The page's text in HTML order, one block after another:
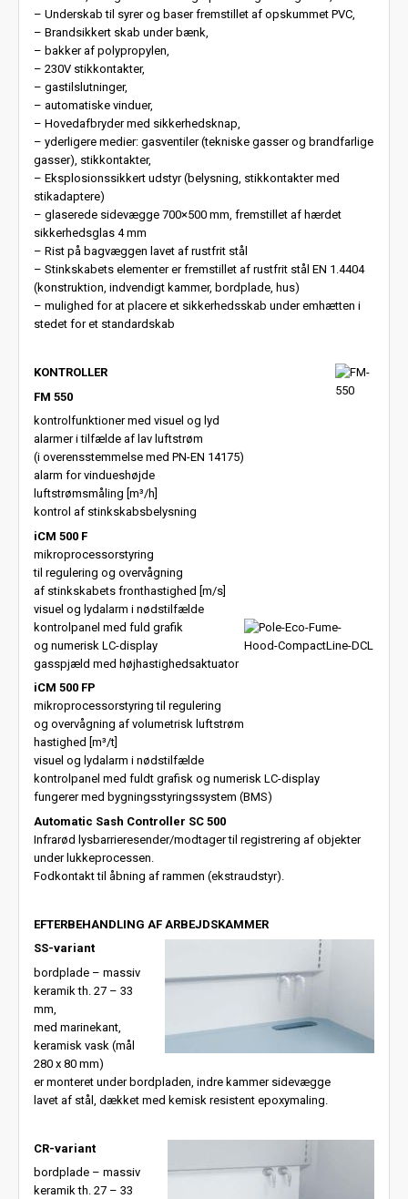
– Underskab til syrer og baser fremstillet af opskummet PVC,
– Brandsikkert skab under bænk,
– bakker af polypropylen,
– 230V stikkontakter,
– gastilslutninger,
– automatiske vinduer,
– Hovedafbryder med sikkerhedsknap,
– yderligere medier: gasventiler (tekniske gasser og brandfarlige
gasser), stikkontakter,
– Eksplosionssikkert udstyr (belysning, stikkontakter med
stikadaptere)
– glaserede sidevægge 700×500 mm, fremstillet af hærdet
sikkerhedsglas 4 mm
– Rist på bagvæggen lavet af rustfrit stål
– Stinkskabets elementer er fremstillet af rustfrit stål EN 1.4404
(konstruktion, indvendigt kammer, bordplade, hus)
– mulighed for at placere et sikkerhedsskab under emhætten i
stedet for et standardskab
KONTROLLER
FM 550
kontrolfunktioner med visuel og lyd
alarmer i tilfælde af lav luftstrøm
(i overensstemmelse med PN-EN 14175)
alarm for vindueshøjde
luftstrømsmåling [m³/h]
kontrol af stinkskabsbelysning
iCM 500 F
mikroprocessorstyring
til regulering og overvågning
af stinkskabets fronthastighed [m/s]
visuel og lydalarm i nødstilfælde
kontrolpanel med fuld grafik
og numerisk LC-display
gasspjæld med højhastighedsaktuator
iCM 500 FP
mikroprocessorstyring til regulering
og overvågning af volumetrisk luftstrøm
hastighed [m³/t]
visuel og lydalarm i nødstilfælde
kontrolpanel med fuldt grafisk og numerisk LC-display
fungerer med bygningsstyringssystem (BMS)
Automatic Sash Controller SC 500
Infrarød lysbarrieresender/modtager til registrering af objekter
under lukkeprocessen.
Fodkontakt til åbning af rammen (ekstraudstyr).
EFTERBEHANDLING AF ARBEJDSKAMMER
SS-variant
bordplade – massiv
keramik th. 27 – 33
mm,
med marinekant,
keramisk vask (mål
280 x 80 mm)
er monteret under bordpladen, indre kammer sidevægge
lavet af stål, dækket med kemisk resistent epoxymaling.
CR-variant
bordplade – massiv
keramik th. 27 – 33